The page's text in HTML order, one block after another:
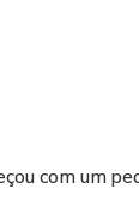
e vender
com um